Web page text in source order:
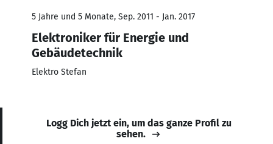
5 Jahre und 5 Monate, Sep. 2011 - Jan. 2017
Elektroniker für Energie und
Gebäudetechnik
Elektro Stefan
Logg Dich jetzt ein, um das ganze Profil zu
sehen.